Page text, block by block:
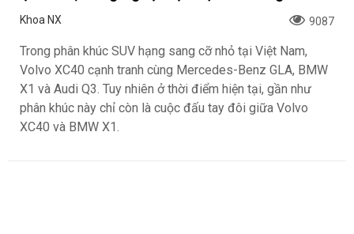
Khoa NX 9087
Trong phân khúc SUV hạng sang cỡ nhỏ tại Việt Nam,
Volvo XC40 cạnh tranh cùng Mercedes-Benz GLA, BMW
X1 và Audi Q3. Tuy nhiên ở thời điểm hiện tại, gần như
phân khúc này chỉ còn là cuộc đấu tay đôi giữa Volvo
XC40 và BMW X1.